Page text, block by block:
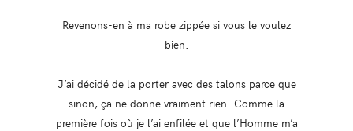
Revenons-en à ma robe zippée si vous le voulez
bien.
J’ai décidé de la porter avec des talons parce que
sinon, ça ne donne vraiment rien. Comme la
première fois où je l’ai enfilée et que l’Homme m’a